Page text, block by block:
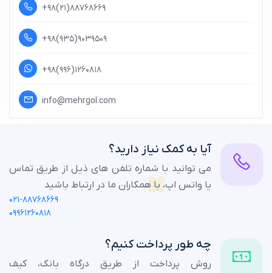
+۹۸(۲۱)۸۸۷۶۸۶۶۹
+۹۸(۹۳۵)۹۰۳۹۵۰۹
+۹۸(۹۹۶)۱۲۶۰۸۱۸
info@mehrgol.com
آیا به کمک نیاز دارید؟
می توانید با شماره تلفن های ذیل از طریق تماس
یا واتس اپ، با همکاران ما در ارتباط باشید
۰۲۱-۸۸۷۶۸۶۶۹
۰۹۹۶۱۲۶۰۸۱۸
چه طور پرداخت کنیم؟
روش پرداخت از طریق درگاه بانک، کیف